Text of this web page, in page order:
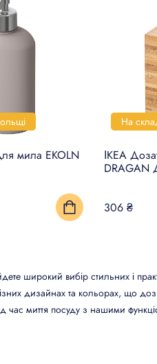
мила EKOLN
На
ІКЕА
DRAGAN
306 ₴
широкий вибір стильних і
дизайнах та кольорах, що
миття посуду з нашими